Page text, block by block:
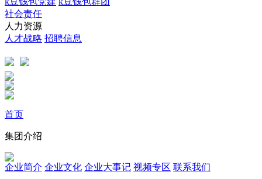
社会责任
人力资源
人才战略 招聘信息
首页
集团介绍
企业简介 企业文化 企业⼤事记 视频专区 联系我们